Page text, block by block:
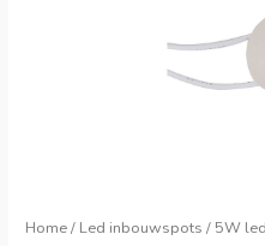
Home/ Led inbouwspots / 5W